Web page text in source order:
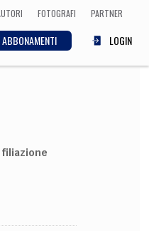
FOTOGRAFI PARTNER
ABBONAMENTI LOGIN
Medicina
filiazione